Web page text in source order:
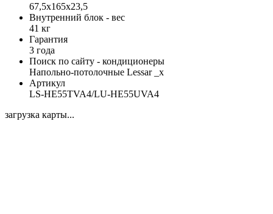
67,5х165х23,5
Внутренний блок - вес
41 кг
Гарантия
3 года
Поиск по сайту - кондиционеры
Напольно-потолочные Lessar _x
Артикул
LS-HE55TVA4/LU-HE55UVA4
загрузка карты...